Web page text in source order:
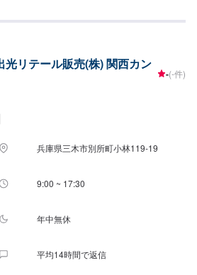
光リテール販売(株) 関西カン
-(-件)
兵庫県三木市別所町小林119-19
9:00 ~ 17:30
年中無休
平均14時間で返信